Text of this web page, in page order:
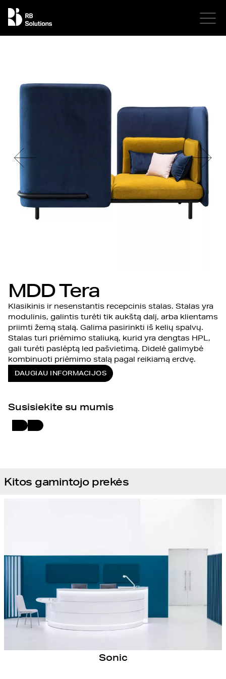
MDD Tera
Klasikinis ir nesenstantis recepcinis stalas. Stalas yra
modulinis, galintis turėti tik aukštą dalį, arba klientams
priimti žemą stalą. Galima pasirinkti iš kelių spalvų.
Stalas turi priėmimo staliuką, kurid yra dengtas HPL,
gali turėti paslėptą led pašvietimą. Didelė galimybė
kombinuoti priėmimo stalą pagal reikiamą erdvę.
DAUGIAU INFORMACIJOS
Susisiekite su mumis
Kitos gamintojo prekės
Sonic